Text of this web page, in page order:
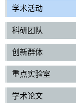
学术活动
科研团队
创新群体
重点实验室
学术论文